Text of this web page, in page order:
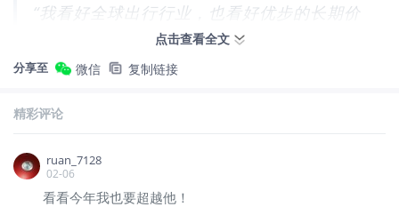
“我看好全球出行行业，也看好优步的长期价
他选择辉瑞，是因为它处于长期低位时被严重低
估。
点击查看全文
分享至 微信 复制链接
精彩评论
ruan_7128
02-06
看看今年我也要超越他！